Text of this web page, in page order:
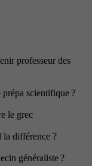
professeur des
prépa scientifique ?
le grec
la différence ?
généraliste ?